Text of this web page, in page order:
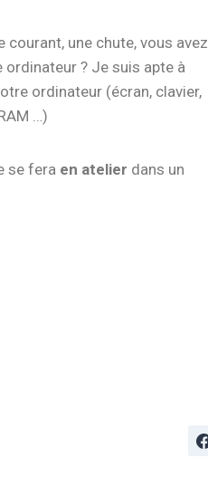
courant, une chute, vous avez
? Je suis apte à
ordinateur (écran, clavier,
…)
se fera en atelier dans un